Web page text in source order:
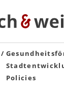
Policies